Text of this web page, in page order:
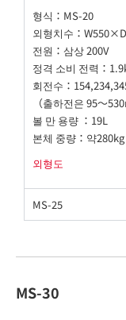
형식：MS-20
외형치수：
전원：삼상 200V
정격 소비 전력：
회전수：
（출하전은 95～
볼 만 용량 ：19L
본체 중량：약280kg
외형도
MS-25
MS-30